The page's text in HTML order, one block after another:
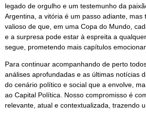
legado de orgulho e um testemunho da
Argentina, a vitória é um passo adiante, mas
valioso de que, em uma Copa do Mundo,
e a surpresa pode estar à espreita a
segue, prometendo mais capítulos
Para continuar acompanhando de perto
análises aprofundadas e as últimas notícias
do cenário político e social que a envolve,
ao Capital Política. Nosso compromisso é
relevante, atual e contextualizada, trazendo